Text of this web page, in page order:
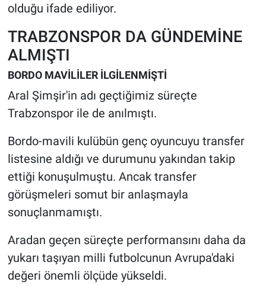
olduğu ifade ediliyor.
TRABZONSPOR DA GÜNDEMİNE
ALMIŞTI
BORDO MAVİLİLER İLGİLENMİŞTİ
Aral Şimşir'in adı geçtiğimiz süreçte
Trabzonspor ile de anılmıştı.
Bordo-mavili kulübün genç oyuncuyu transfer
listesine aldığı ve durumunu yakından takip
ettiği konuşulmuştu. Ancak transfer
görüşmeleri somut bir anlaşmayla
sonuçlanmamıştı.
Aradan geçen süreçte performansını daha da
yukarı taşıyan milli futbolcunun Avrupa'daki
değeri önemli ölçüde yükseldi.